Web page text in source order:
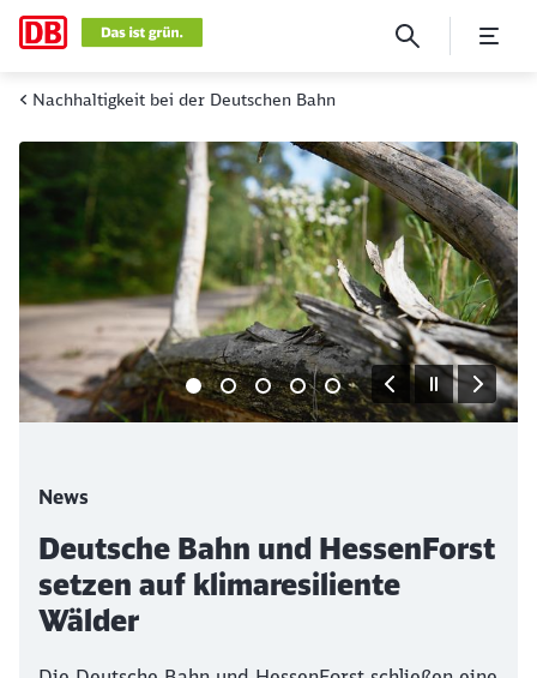
Aktuelles
Nachhaltigkeit bei der Deutschen Bahn
Klicken, um den folgenden Slider zu überspringen
News
Deutsche Bahn und HessenForst
setzen auf klimaresiliente
Wälder